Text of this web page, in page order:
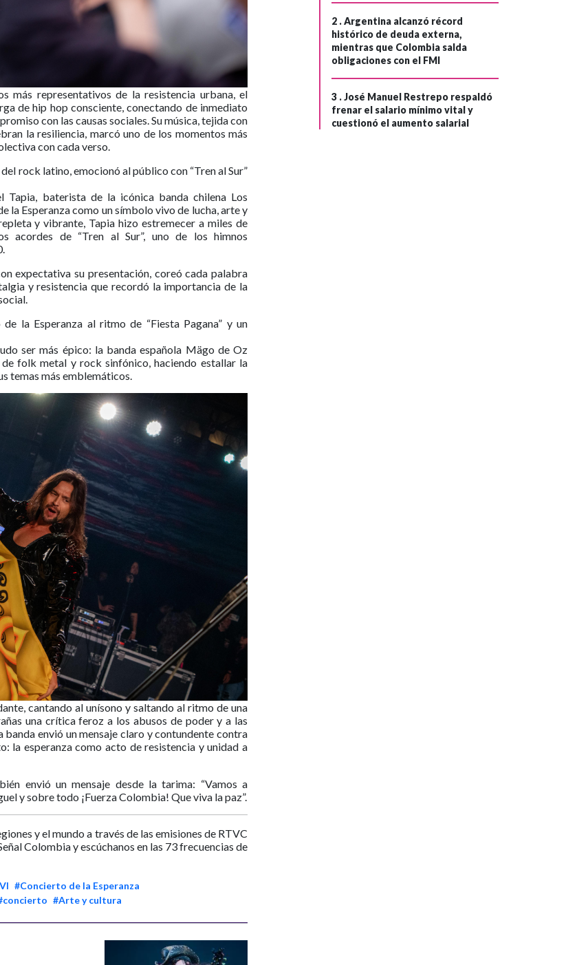
más representativos de la resistencia urbana, el
de hip hop consciente, conectando de inmediato
con las causas sociales. Su música, tejida con
la resiliencia, marcó uno de los momentos más
con cada verso.
rock latino, emocionó al público con “Tren al Sur”
Tapia, baterista de la icónica banda chilena Los
la Esperanza como un símbolo vivo de lucha, arte y
y vibrante, Tapia hizo estremecer a miles de
acordes de “Tren al Sur”, uno de los himnos
expectativa su presentación, coreó cada palabra
y resistencia que recordó la importancia de la
la Esperanza al ritmo de “Fiesta Pagana” y un
ser más épico: la banda española Mägo de Oz
folk metal y rock sinfónico, haciendo estallar la
temas más emblemáticos.
cantando al unísono y saltando al ritmo de una
una crítica feroz a los abusos de poder y a las
envió un mensaje claro y contundente contra
la esperanza como acto de resistencia y unidad a
envió un mensaje desde la tarima: “Vamos a
y sobre todo ¡Fuerza Colombia! Que viva la paz”.
y el mundo a través de las emisiones de RTVC
Colombia y escúchanos en las 73 frecuencias de
#Concierto de la Esperanza
#Arte y cultura
2 .Argentina alcanzó récord
histórico de deuda externa,
mientras que Colombia salda
obligaciones con el FMI
3 .José Manuel Restrepo respaldó
frenar el salario mínimo vital y
cuestionó el aumento salarial